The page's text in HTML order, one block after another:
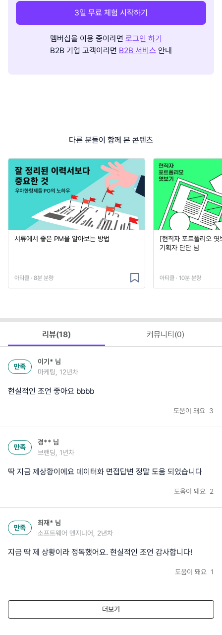
3일 무료 체험 시작하기
멤버십을 이용 중이라면 로그인 하기
B2B 기업 고객이라면 B2B 서비스 안내
다른 분들이 함께 본 콘텐츠
서류에서 좋은 PM을 알아보는 방법
아티클 · 8분 분량
[현직자 포트폴리오
기획자 단단 님
아티클 · 10분 분량
리뷰(18) 커뮤니티(0)
만족
이기* 님
마케팅, 12년차
현실적인 조언 좋아요 bbbb
도움이 돼요 3
만족
경** 님
브랜딩, 1년차
딱 지금 제상황이에요 데이터화 면접답변 정말 도움 되었습니다
도움이 돼요 2
만족
최재* 님
소프트웨어 엔지니어, 2년차
지금 딱 제 상황이라 정독했어요. 현실적인 조언 감사합니다!
도움이 돼요 1
더보기